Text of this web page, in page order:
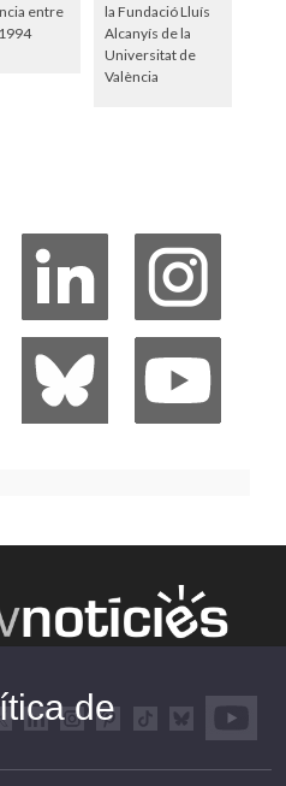
entre
la Fundació Lluís
Alcanyís de la
Universitat de
València
de